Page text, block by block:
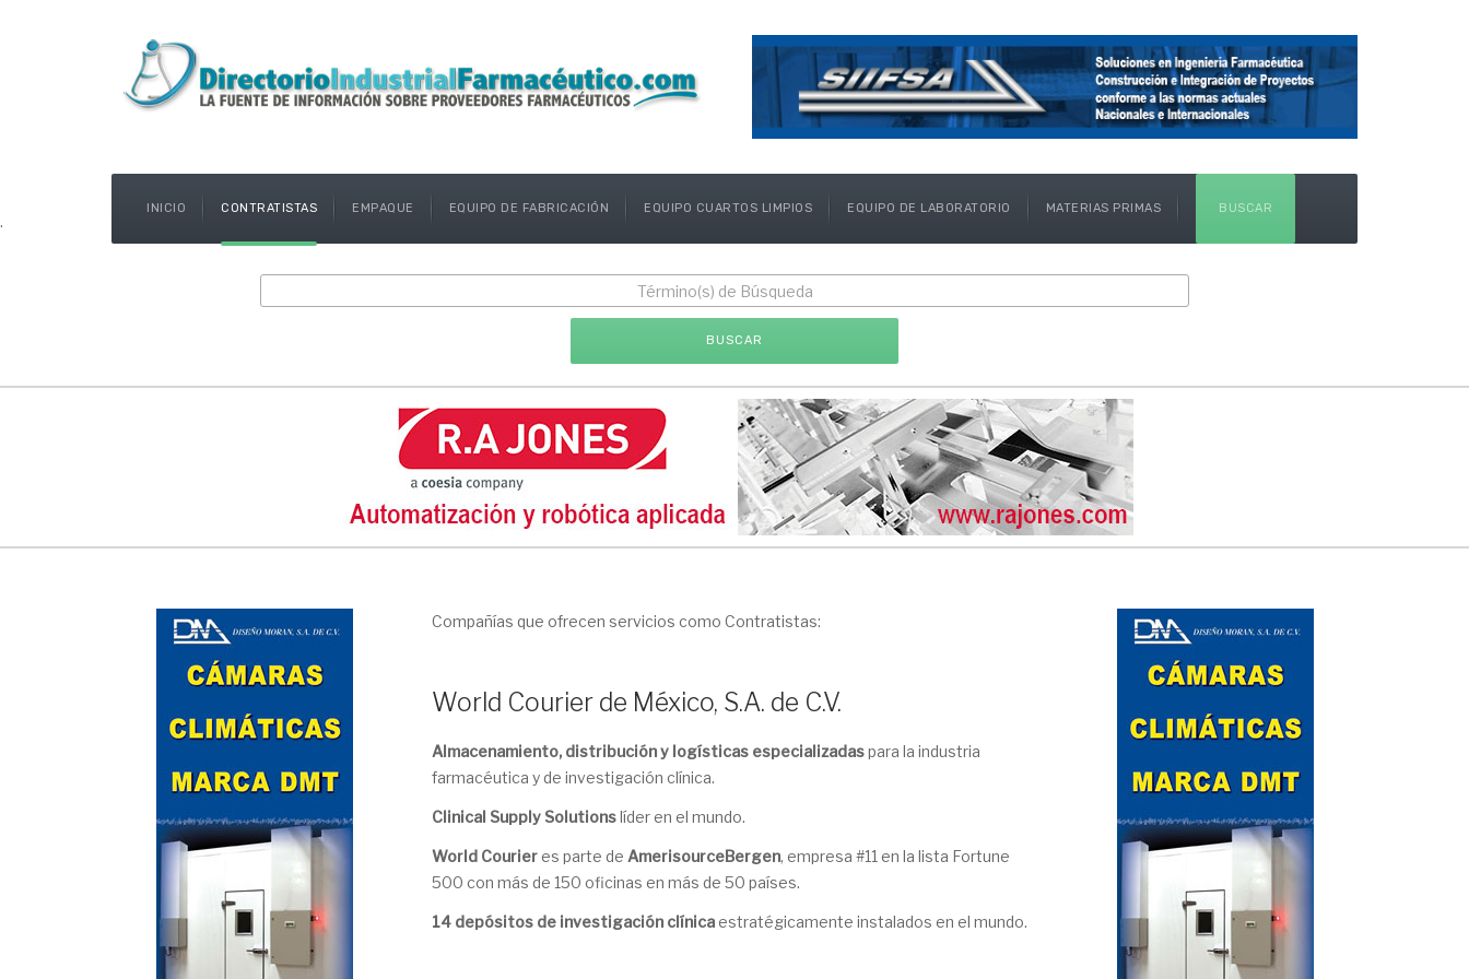
INICIO CONTRATISTAS EMPAQUE EQUIPO DE FABRICACIÓN EQUIPO CUARTOS LIMPIOS EQUIPO DE LABORATORIO MATERIAS PRIMAS BUSCAR
.
Compañías que ofrecen servicios como Contratistas:
World Courier de México, S.A. de C.V.
Almacenamiento, distribución y logísticas especializadaspara la industria
farmacéutica y de investigación clínica.
Clinical Supply Solutionslíder en el mundo.
World Courier es parte de AmerisourceBergen, empresa #11 en la lista Fortune
500 con más de 150 oficinas en más de 50 países.
14 depósitos de investigación clínica estratégicamente instalados en el mundo.